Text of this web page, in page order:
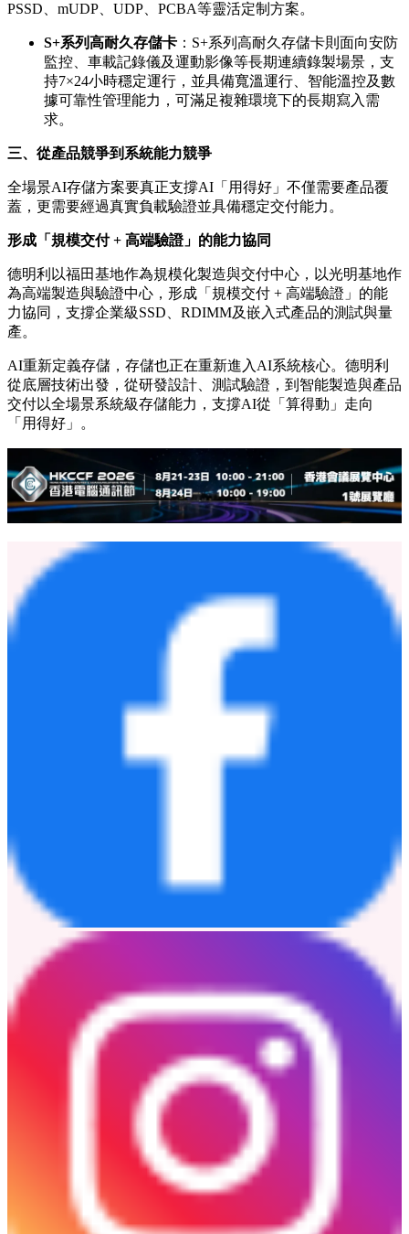
PSSD、mUDP、UDP、PCBA等靈活定制方案。
S+系列高耐久存儲卡 ：S+系列高耐久存儲卡則面向安防
監控、車載記錄儀及運動影像等長期連續錄製場景，支
持7×24小時穩定運行，並具備寬溫運行、智能溫控及數
據可靠性管理能力，可滿足複雜環境下的長期寫入需
求。
三、從產品競爭到系統能力競爭
全場景AI存儲方案要真正支撐AI「用得好」不僅需要產品覆
蓋，更需要經過真實負載驗證並具備穩定交付能力。
形成「規模交付+ 高端驗證」的能力協同
德明利以福田基地作為規模化製造與交付中心，以光明基地作
為高端製造與驗證中心，形成「規模交付 + 高端驗證」的能
力協同，支撐企業級SSD、RDIMM及嵌入式產品的測試與量
產。
AI重新定義存儲，存儲也正在重新進入AI系統核心。德明利
從底層技術出發，從研發設計、測試驗證，到智能製造與產品
交付以全場景系統級存儲能力，支撐AI從「算得動」走向
「用得好」。